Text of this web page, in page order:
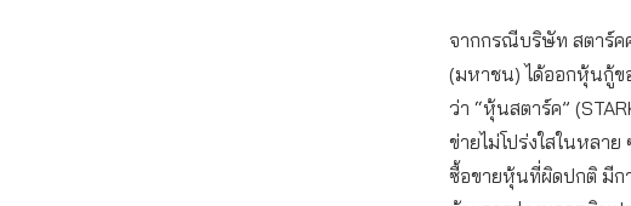
จากกรณีบริษัท สตาร์ค
(มหาชน) ได้ออกหุ้นกู้
ว่า “หุ้นสตาร์ค”
ข่ายไม่โปร่งใสในหลา
ซื้อขายหุ้นที่ผิดปกติ มีก